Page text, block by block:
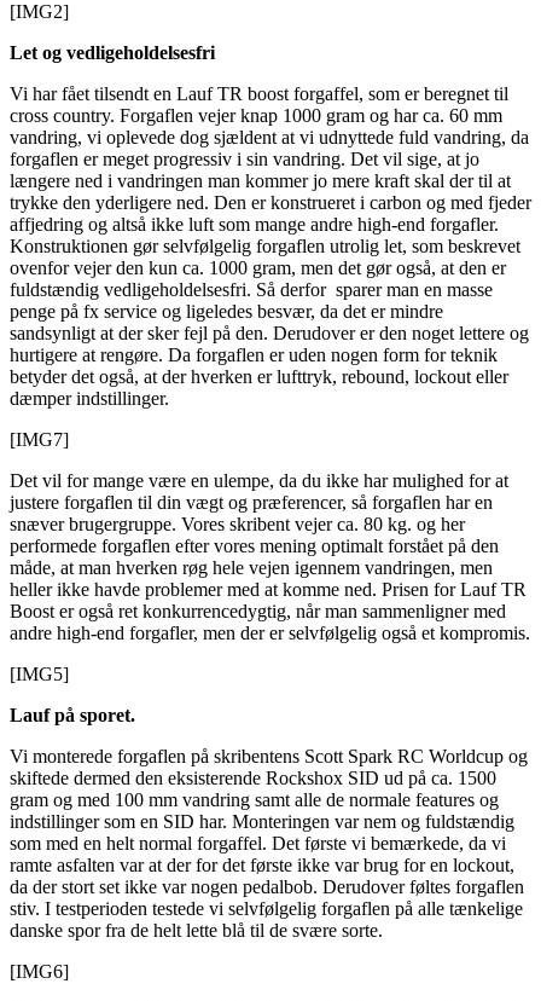
[IMG2]
Let og vedligeholdelsesfri
Vi har fået tilsendt en Lauf TR boost forgaffel, som er beregnet til
cross country. Forgaflen vejer knap 1000 gram og har ca. 60 mm
vandring, vi oplevede dog sjældent at vi udnyttede fuld vandring, da
forgaflen er meget progressiv i sin vandring. Det vil sige, at jo
længere ned i vandringen man kommer jo mere kraft skal der til at
trykke den yderligere ned. Den er konstrueret i carbon og med fjeder
affjedring og altså ikke luft som mange andre high-end forgafler.
Konstruktionen gør selvfølgelig forgaflen utrolig let, som beskrevet
ovenfor vejer den kun ca. 1000 gram, men det gør også, at den er
fuldstændig vedligeholdelsesfri. Så derfor sparer man en masse
penge på fx service og ligeledes besvær, da det er mindre
sandsynligt at der sker fejl på den. Derudover er den noget lettere og
hurtigere at rengøre. Da forgaflen er uden nogen form for teknik
betyder det også, at der hverken er lufttryk, rebound, lockout eller
dæmper indstillinger.
[IMG7]
Det vil for mange være en ulempe, da du ikke har mulighed for at
justere forgaflen til din vægt og præferencer, så forgaflen har en
snæver brugergruppe. Vores skribent vejer ca. 80 kg. og her
performede forgaflen efter vores mening optimalt forstået på den
måde, at man hverken røg hele vejen igennem vandringen, men
heller ikke havde problemer med at komme ned. Prisen for Lauf TR
Boost er også ret konkurrencedygtig, når man sammenligner med
andre high-end forgafler, men der er selvfølgelig også et kompromis.
[IMG5]
Lauf på sporet.
Vi monterede forgaflen på skribentens Scott Spark RC Worldcup og
skiftede dermed den eksisterende Rockshox SID ud på ca. 1500
gram og med 100 mm vandring samt alle de normale features og
indstillinger som en SID har. Monteringen var nem og fuldstændig
som med en helt normal forgaffel. Det første vi bemærkede, da vi
ramte asfalten var at der for det første ikke var brug for en lockout,
da der stort set ikke var nogen pedalbob. Derudover føltes forgaflen
stiv. I testperioden testede vi selvfølgelig forgaflen på alle tænkelige
danske spor fra de helt lette blå til de svære sorte.
[IMG6]